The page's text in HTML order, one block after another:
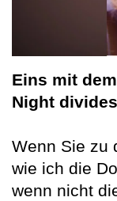
Eins mit
Night
Wenn Sie zu
wie ich die
wenn nicht